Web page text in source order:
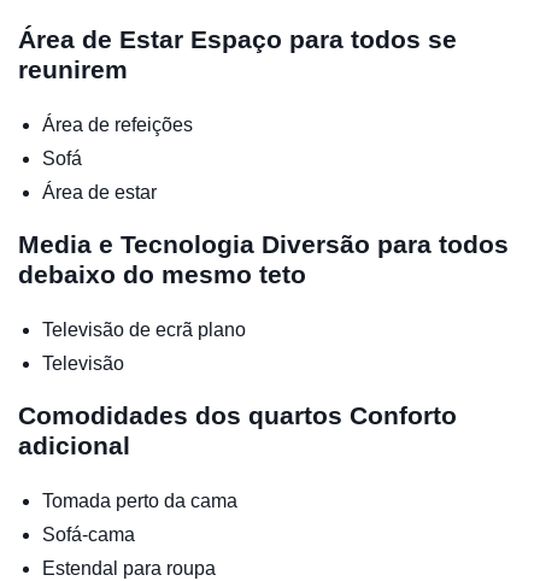
Área de Estar Espaço para todos se
reunirem
Área de refeições
Sofá
Área de estar
Media e Tecnologia Diversão para todos
debaixo do mesmo teto
Televisão de ecrã plano
Televisão
Comodidades dos quartos Conforto
adicional
Tomada perto da cama
Sofá-cama
Estendal para roupa